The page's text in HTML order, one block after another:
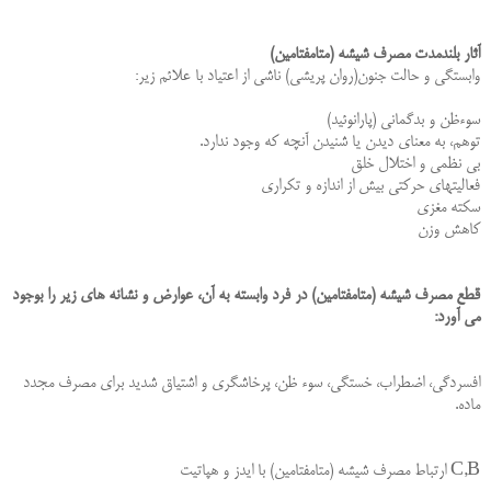
آثار بلندمدت مصرف شیشه (متامفتامین)
وابستگى و حالت جنون(روان پریشى) ناشى از اعتیاد با علائم زیر:
سوءظن و بدگمانى (پارانوئید)
توهم، به معناى دیدن یا شنیدن آنچه كه وجود ندارد.
بى نظمى و اختلال خلق
فعالیتهاى حركتى بیش از اندازه و تكرارى
سكته مغزى
كاهش وزن
قطع مصرف شیشه (متامفتامین) در فرد وابسته به آن، عوارض و نشانه هاى زیر را بوجود
مى آورد:
افسردگى، اضطراب، خستگى، سوء ظن، پرخاشگرى و اشتیاق شدید براى مصرف مجدد
ماده.
C,B ارتباط مصرف شیشه (متامفتامین) با ایدز و هپاتیت